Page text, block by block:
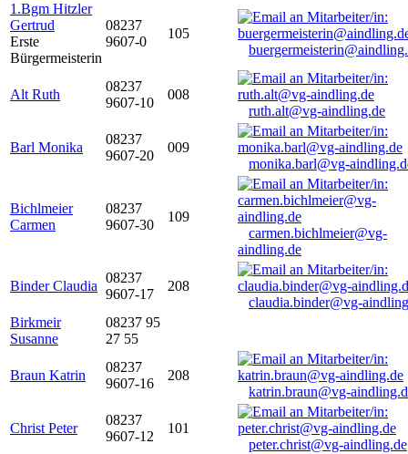
1.Bgm Hitzler
Gertrud
Erste
Bürgermeisterin
08237
9607-0
105
Alt Ruth
08237
9607-10
008
ruth.alt@vg-aindling.de
Barl Monika
08237
9607-20
009
monika.barl@vg-
Bichlmeier
Carmen
08237
9607-30
109
carmen.bichlmeier@vg-
aindling.de
Binder Claudia
08237
9607-17
208
claudia.binder@vg-
Birkmeir
Susanne
08237 95
27 55
Braun Katrin
08237
9607-16
208
katrin.braun@vg-
Christ Peter
08237
9607-12
101
peter.christ@vg-aindling.de